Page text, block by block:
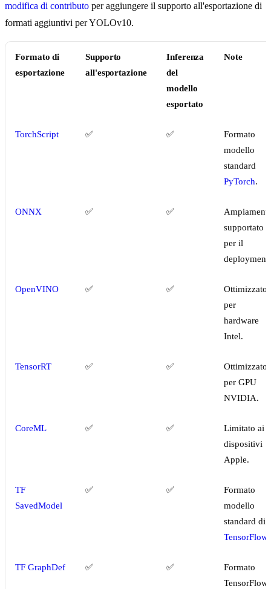
modifica di contributo per aggiungere il supporto all'esportazione di
formati aggiuntivi per YOLOv10.
Formato di
esportazione
Supporto
all'esportazione
Inferenza
del
modello
esportato
Note
TorchScript ✅ ✅
Formato
modello
standard
PyTorch.
ONNX ✅ ✅
supportato
per il
deployment.
OpenVINO ✅ ✅
Ottimizzato
per
hardware
Intel.
TensorRT ✅ ✅
Ottimizzato
per GPU
NVIDIA.
CoreML ✅ ✅
Limitato ai
dispositivi
Apple.
TF
SavedModel
✅ ✅
Formato
modello
standard di
TensorFlow
TF GraphDef ✅ ✅
Formato
TensorFlow